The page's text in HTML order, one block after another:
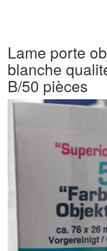
Lame porte
blanche
B/50 pièces